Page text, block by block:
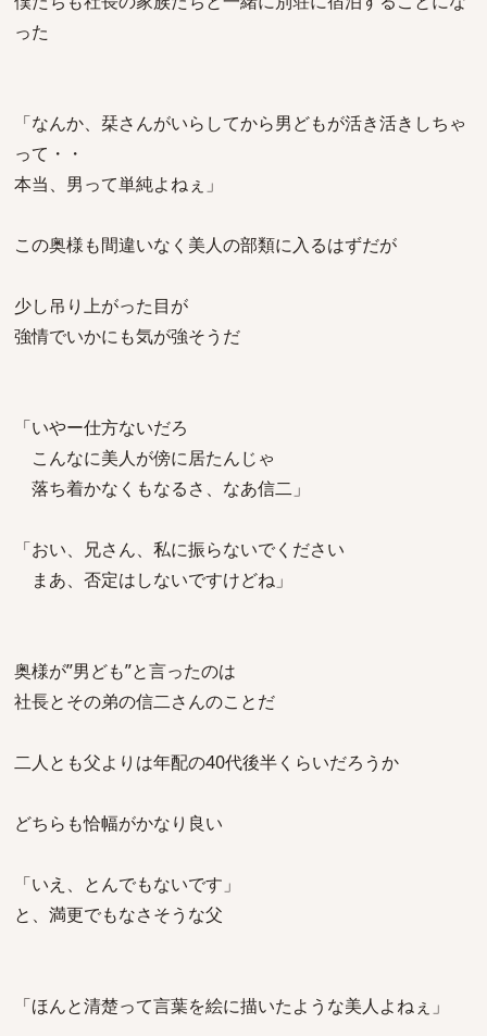
った
「なんか、栞さんがいらしてから男どもが活き活きしちゃ
って・・
本当、男って単純よねぇ」
この奥様も間違いなく美人の部類に入るはずだが
少し吊り上がった目が
強情でいかにも気が強そうだ
「いやー仕方ないだろ
こんなに美人が傍に居たんじゃ
落ち着かなくもなるさ、なあ信二」
「おい、兄さん、私に振らないでください
まあ、否定はしないですけどね」
奥様が”男ども”と言ったのは
社長とその弟の信二さんのことだ
二人とも父よりは年配の40代後半くらいだろうか
どちらも恰幅がかなり良い
「いえ、とんでもないです」
と、満更でもなさそうな父
「ほんと清楚って言葉を絵に描いたような美人よねぇ」